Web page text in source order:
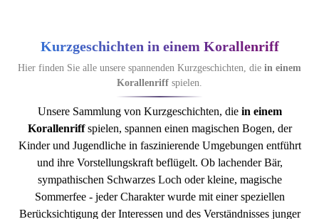
Kurzgeschichten in einem Korallenriff
Hier finden Sie alle unsere spannenden Kurzgeschichten, die in einem
Korallenriff spielen.
Unsere Sammlung von Kurzgeschichten, die in einem
Korallenriffspielen, spannen einen magischen Bogen, der
Kinder und Jugendliche in faszinierende Umgebungen entführt
und ihre Vorstellungskraft beflügelt. Ob lachender Bär,
sympathischen Schwarzes Loch oder kleine, magische
Sommerfee - jeder Charakter wurde mit einer speziellen
Berücksichtigung der Interessen und des Verständnisses junger